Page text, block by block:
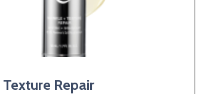
Texture Repair